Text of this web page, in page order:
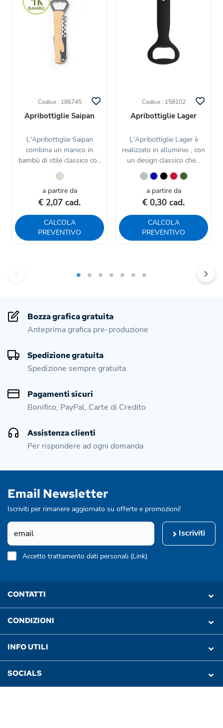
Codice : 186745
Apribottiglie Saipan
L'Apribottiglie Saipan
combina un manico in
bambù di stile classico con
una...
a partire da
€ 2,07 cad.
CALCOLA
PREVENTIVO
Codice : 158102
Apribottiglie Lager
L'Apribottiglie Lager è
realizzato in alluminio , con
un design classico che...
a partire da
€ 0,30 cad.
CALCOLA
PREVENTIVO
Bozza grafica gratuita
Anteprima grafica pre-produzione
Spedizione gratuita
Spedizione sempre gratuita
Pagamenti sicuri
Bonifico, PayPal, Carte di Credito
Assistenza clienti
Per rispondere ad ogni domanda
Email Newsletter
Iscriviti per rimanere aggiornato su offerte e promozioni!
Iscriviti
Accetto trattamento dati personali (Link)
CONTATTI
CONDIZIONI
INFO UTILI
SOCIALS